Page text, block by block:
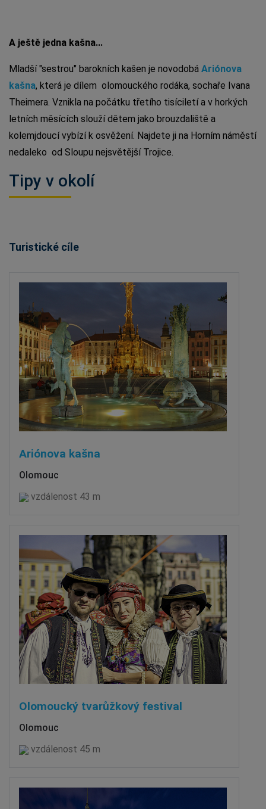
A ještě jedna kašna...
Mladší "sestrou" barokních kašen je novodobá Ariónova
kašna, která je dílem olomouckého rodáka, sochaře Ivana
Theimera. Vznikla na počátku třetího tisíciletí a v horkých
letních měsících slouží dětem jako brouzdaliště a
kolemjdoucí vybízí k osvěžení. Najdete ji na Horním náměstí
nedaleko od Sloupu nejsvětější Trojice.
Tipy v okolí
Turistické cíle
Ariónova kašna
Olomouc
vzdálenost 43 m
Olomoucký tvarůžkový festival
Olomouc
vzdálenost 45 m